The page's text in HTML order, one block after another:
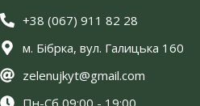
+38 (067) 911 82 28
м. Бібрка, вул. Галицька 160
zelenujkyt@gmail.com
Пн-Сб 09:00 - 19:00